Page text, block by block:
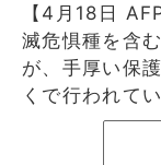
【4月18日
滅危惧種を含
が、手厚い保
くで行われて